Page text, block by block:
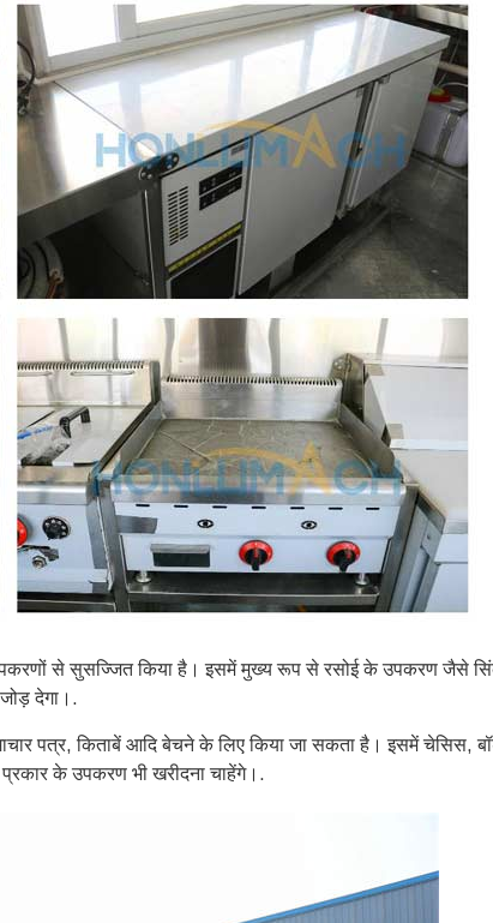
से सुसज्जित किया है। इसमें मुख्य रूप से रसोई के उपकरण जैसे
देगा।.
पत्र, किताबें आदि बेचने के लिए किया जा सकता है। इसमें चेसिस,
के उपकरण भी खरीदना चाहेंगे।.